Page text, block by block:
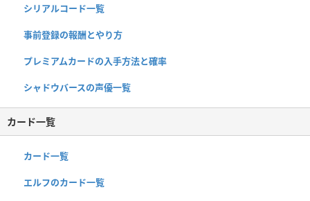
シリアルコード一覧
事前登録の報酬とやり方
プレミアムカードの入手方法と確率
シャドウバースの声優一覧
カード一覧
カード一覧
エルフのカード一覧